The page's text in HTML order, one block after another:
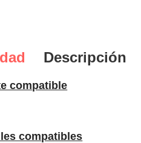
Descripción
compatible
compatibles